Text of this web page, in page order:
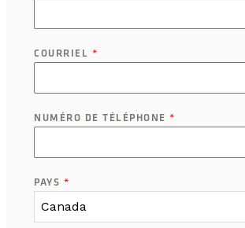
COURRIEL *
NUMÉRO DE TÉLÉPHONE *
PAYS *
Canada